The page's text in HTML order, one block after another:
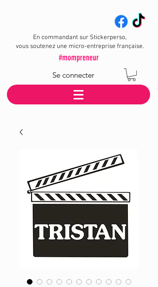
En commandant sur Stickerperso,
vous soutenez une micro-entreprise française.
#mompreneur
Se connecter